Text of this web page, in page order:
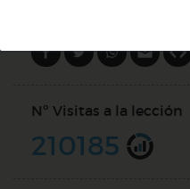
Nº Visitas a la lección
210185